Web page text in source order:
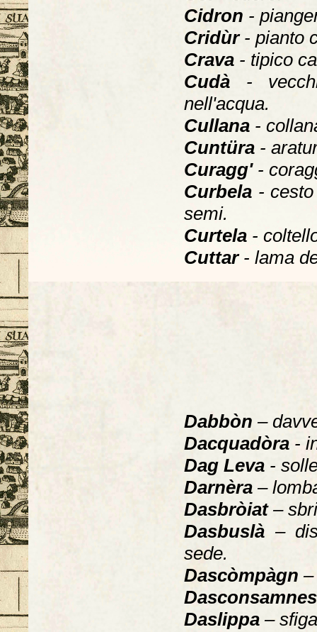
Cidron -
Cridùr - pianto
Crava - tipico
Cudà -
nell'acqua.
Cullana -
Cuntüra -
Curagg' -
Curbela -
semi.
Curtela -
Cuttar - lama
Dabbòn –
Dacquadòra -
Dag Leva -
Darnèra–
Dasbròiat–
Dasbuslà –
sede.
Dascòmpàgn
Daslippa –